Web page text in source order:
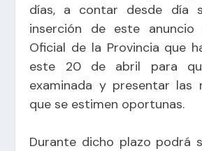
días, a contar desde día
inserción de este
Oficial de la Provincia que
este 20 de abril para
examinada y presentar las
que se estimen oportunas.
Durante dicho plazo podrá